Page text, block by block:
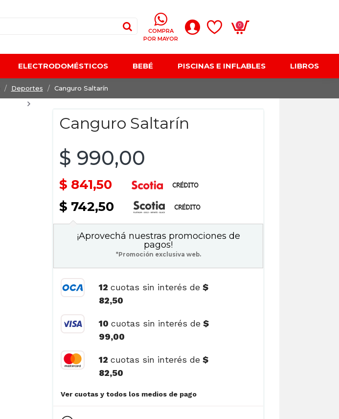
COMPRA
POR MAYOR
0
ELECTRODOMÉSTICOS BEBÉ PISCINAS E INFLABLES LIBROS
Deportes Canguro Saltarín
Canguro Saltarín
$ 990,00
$ 841,50
$ 742,50
¡Aprovechá nuestras promociones de
pagos!
*Promoción exclusiva web.
12cuotas sin interés de $
82,50
10cuotas sin interés de $
99,00
12cuotas sin interés de $
82,50
Ver cuotas y todos los medios de pago